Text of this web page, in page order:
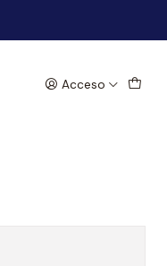
Acceso
2023